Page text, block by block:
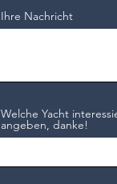
Ihre Nachricht
Welche Yacht
angeben, danke!